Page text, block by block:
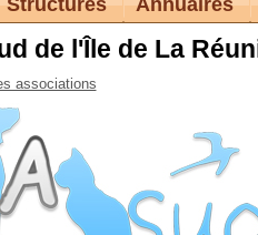
Structures Annuaires
de l'Île de La
associations